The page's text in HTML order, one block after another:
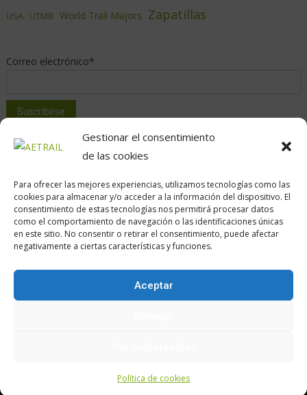
Gestionar el consentimiento
de las cookies
Para ofrecer las mejores experiencias, utilizamos tecnologías como las
cookies para almacenar y/o acceder a la información del dispositivo. El
consentimiento de estas tecnologías nos permitirá procesar datos
como el comportamiento de navegación o las identificaciones únicas
en este sitio. No consentir o retirar el consentimiento, puede afectar
negativamente a ciertas características y funciones.
Aceptar
Política de cookies
USA UTMB World Trail Majors Zapatillas
Correo electrónico*
Calle Daoiz, 12, Madrid
Aviso legal z.Política de privacidad